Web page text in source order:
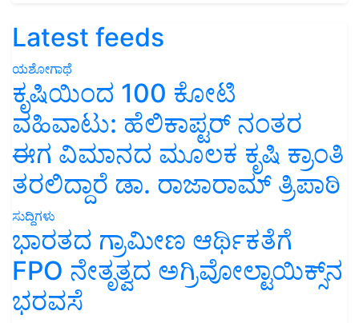
Latest feeds
ಯಶೋಗಾಥೆ
ಕೃಷಿಯಿಂದ 100 ಕೋಟಿ
ವಹಿವಾಟು: ಹೆಲಿಕಾಪ್ಟರ್ ನಂತರ
ಈಗ ವಿಮಾನದ ಮೂಲಕ ಕೃಷಿ ಕ್ರಾಂತಿ
ತರಲಿದ್ದಾರೆ ಡಾ. ರಾಜಾರಾಮ್ ತ್ರಿಪಾಠಿ
ಸುದ್ದಿಗಳು
ಭಾರತದ ಗ್ರಾಮೀಣ ಆರ್ಥಿಕತೆಗೆ
FPO ನೇತೃತ್ವದ ಅಗ್ರಿವೋಲ್ಟಾಯಿಕ್ಸ್‌ನ
ಭರವಸೆ